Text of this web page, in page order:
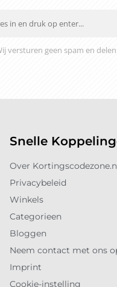
versturen geen spam en
Snelle
Over
Privacybeleid
Winkels
Categorieen
Bloggen
Neem contact met ons
Imprint
Cookie-instelling